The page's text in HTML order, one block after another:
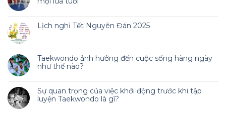
Lịch nghỉ Tết Nguyên Đán 2025
Taekwondo ảnh hưởng đến cuộc sống hàng ngày
như thế nào?
Sự quan trọng của việc khởi động trước khi tập
luyện Taekwondo là gì?